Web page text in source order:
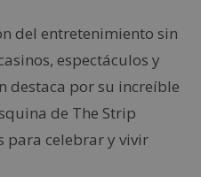
del entretenimiento sin
espectáculos y
destaca por su increíble
de The Strip
para celebrar y vivir